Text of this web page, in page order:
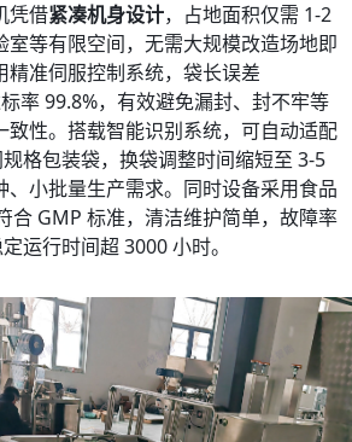
凭借紧凑机身设计，占地面积仅需 1-2
室等有限空间，无需大规模改造场地即
精准伺服控制系统，袋长误差
率 99.8%，有效避免漏封、封不牢等
致性。搭载智能识别系统，可自动适配
格包装袋，换袋调整时间缩短至 3-5
、小批量生产需求。同时设备采用食品
合 GMP 标准，清洁维护简单，故障率
运行时间超 3000 小时。